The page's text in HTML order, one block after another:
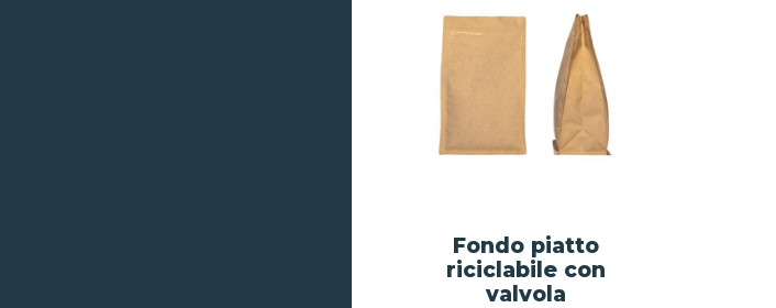
Fondo piatto
riciclabile con
valvola